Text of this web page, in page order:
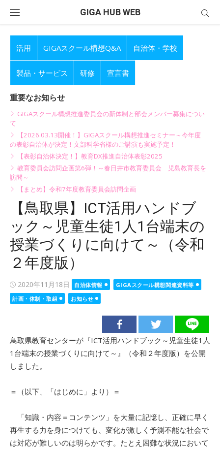
GIGA HUB WEB
活用 GIGAスクール構想Q&A 自治体・学校
製品・サービス 研修 宣言書
重要なお知らせ
GIGAスクール構想推進委員会の新体制と部会メンバー募集につい
て
【2026.03.13開催！】GIGAスクール構想推進セミナー～今年度
の表彰自治体が決定！文部科学省様のご講演も実施予定！
【表彰自治体決定！】教育DX推進自治体表彰2025
教育委員会訪問企画第6弾！～春日井市教育委員会 児島教育長を
訪問～
【まとめ】令和7年度教育委員会訪問企画
【鳥取県】ICT活用ハンドブ
ック～児童生徒1人1台端末の
授業づくりに向けて～（令和
２年度版）
Posted
on
2020年11月18日 自治体情報
GIGAスクール構想関連資料等
計画・体制・取組
お知らせ
鳥取県教育センターが『ICT活用ハンドブック～児童生徒1人
1台端末の授業づくりに向けて～』（令和２年度版）を公開
しました。
＝（以下、「はじめに」より）＝
「知識・内容＝コンテンツ」を大量に記憶し、正確に早く
再生する力を身につけても、変化が激しく予測不能な社会で
は対応が難しいのは明らかです。たとえ困難な状況において